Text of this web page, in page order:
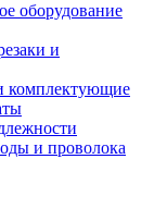
оборудование
и
комплектующие
и проволока